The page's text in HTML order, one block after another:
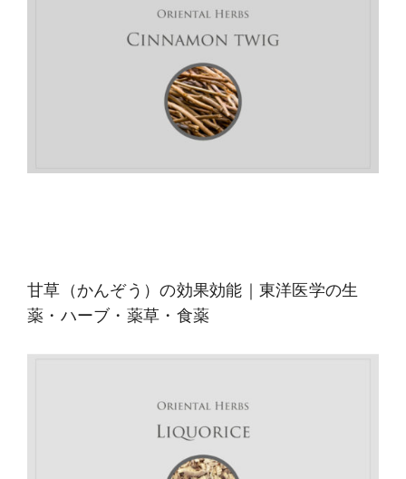
甘草（かんぞう）の効果効能｜東洋医学の生
薬・ハーブ・薬草・食薬